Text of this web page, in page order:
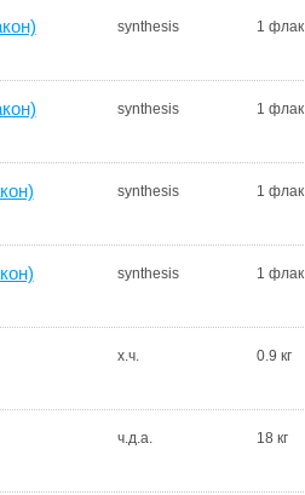
synthesis 1 флак
synthesis 1 флак
synthesis 1 флак
synthesis 1 флак
х.ч. 0.9 кг
ч.д.а. 18 кг